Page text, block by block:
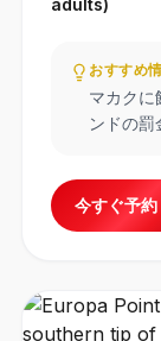
おすすめ
マカク
ンドの罰
今すぐ予約